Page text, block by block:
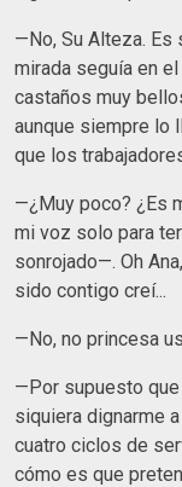
—No, Su Alteza.
mirada seguía en
castaños muy
aunque siempre lo
que los
—¿Muy poco? ¿Es
mi voz solo para
sonrojado—. Oh
sido contigo creí...
—No, no princesa
—Por supuesto
siquiera dignarme
cuatro ciclos de
cómo es que